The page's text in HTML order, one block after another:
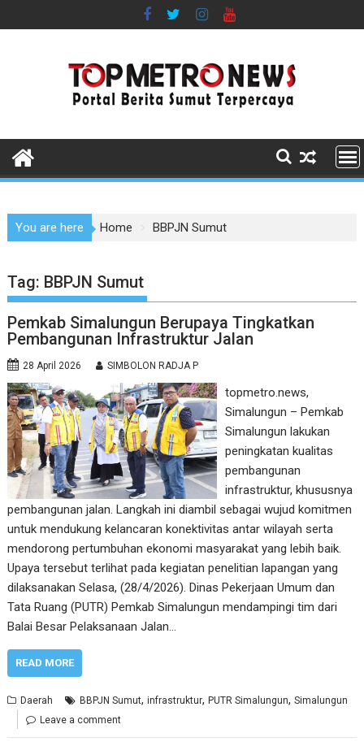
to
You are here Home BBPJN Sumut
Tag: BBPJN Sumut
Pemkab Simalungun Berupaya Tingkatkan
Pembangunan Infrastruktur Jalan
28 April 2026 SIMBOLON RADJA P
topmetro.news,
Simalungun – Pemkab
Simalungun lakukan
peningkatan kualitas
pembangunan
infrastruktur, khususnya
pembangunan jalan. Langkah ini diambil sebagai wujud komitmen
untuk mendukung kelancaran konektivitas antar wilayah serta
mendorong pertumbuhan ekonomi masyarakat yang lebih baik.
Upaya tersebut terlihat pada kegiatan penelitian lapangan yang
dilaksanakan Selasa, (28/4/2026). Dinas Pekerjaan Umum dan
Tata Ruang (PUTR) Pemkab Simalungun mendampingi tim dari
Balai Besar Pelaksanaan Jalan…
READ MORE
Daerah BBPJN Sumut,infrastruktur,PUTR Simalungun,Simalungun
Leave a comment